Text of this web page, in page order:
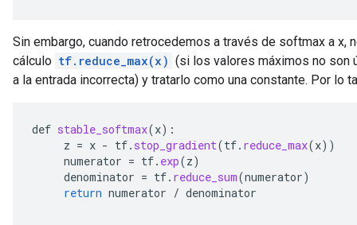
Sin embargo, cuando retrocedemos a través de softmax a x,
cálculo tf.reduce_max(x) (si los valores máximos no son
a la entrada incorrecta) y tratarlo como una constante. Por lo
def stable_softmax(x):
z = x - tf. stop_gradient(tf. reduce_max(x))
numerator = tf. exp(z)
denominator = tf. reduce_sum(numerator)
return numerator / denominator